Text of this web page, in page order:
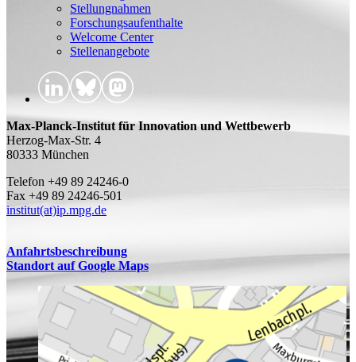
Stellungnahmen
Forschungsaufenthalte
Welcome Center
Stellenangebote
Max-Planck-Institut für Innovation und Wettbewerb
Herzog-Max-Str. 4
80333 München
Telefon +49 89 24246-0
Fax +49 89 24246-501
institut(at)ip.mpg.de
Anfahrtsbeschreibung
Standort auf Google Maps